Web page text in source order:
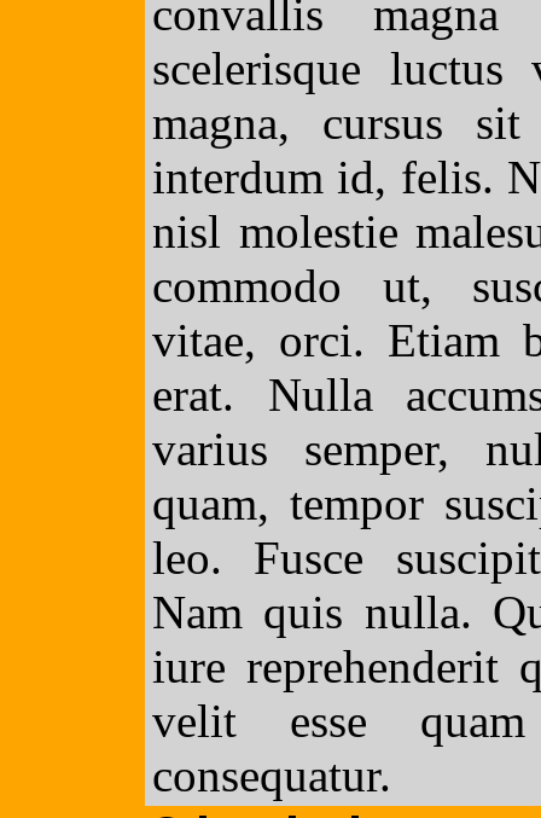
convallis
scelerisque
magna, cursus
interdum id, felis.
nisl molestie
commodo ut,
vitae, orci. Etiam
erat. Nulla
varius semper,
quam, tempor
leo. Fusce
Nam quis nulla.
iure reprehenderit
velit esse
consequatur.